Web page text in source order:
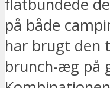
flatbundede
på både
har brugt den
brunch-æg på